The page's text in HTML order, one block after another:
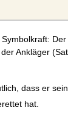
Der
Ankläger
dass er
hat.